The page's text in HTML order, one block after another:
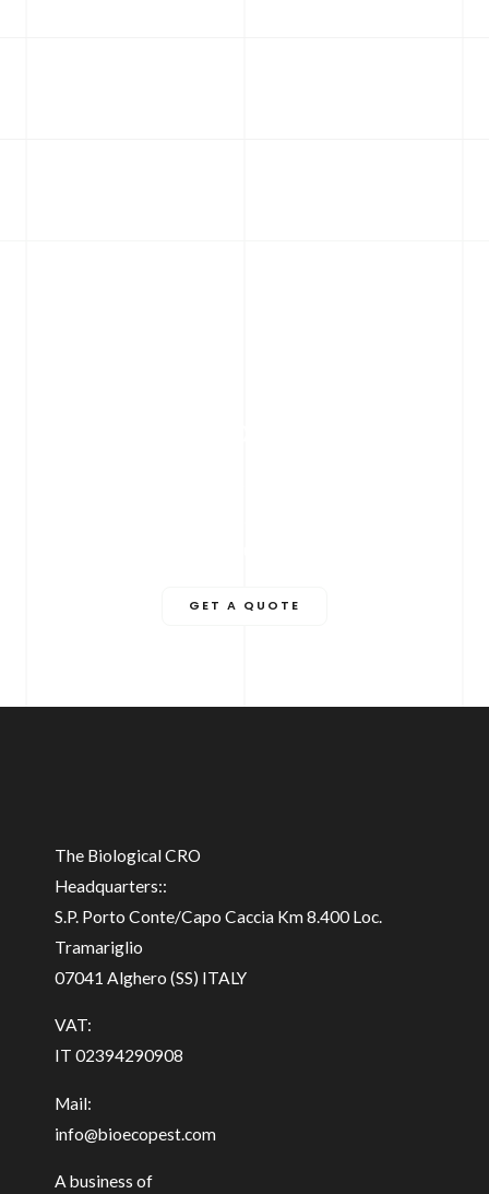
GET A QUOTE
The Biological CRO
Headquarters::
S.P. Porto Conte/Capo Caccia Km 8.400 Loc.
Tramariglio
07041 Alghero (SS) ITALY
VAT:
IT 02394290908
Mail:
info@bioecopest.com
A business of